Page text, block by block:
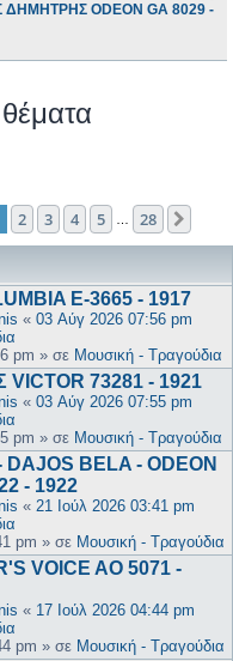
ODEON GA 8029 -
από28
2 3 4 5 28
E-3665 - 1917
« 03 Αύγ 2026 07:56 pm
pm » σε Μουσική - Τραγούδια
73281 - 1921
« 03 Αύγ 2026 07:55 pm
pm » σε Μουσική - Τραγούδια
BELA - ODEON
- 1922
« 21 Ιούλ 2026 03:41 pm
pm » σε Μουσική - Τραγούδια
VOICE AO 5071 -
« 17 Ιούλ 2026 04:44 pm
pm » σε Μουσική - Τραγούδια